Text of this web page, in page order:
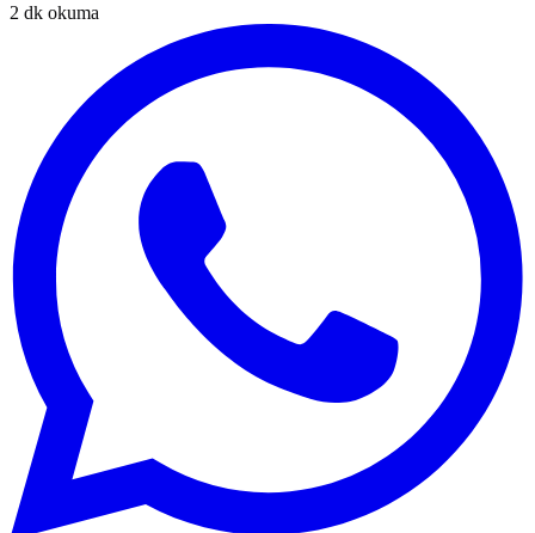
2 dk okuma